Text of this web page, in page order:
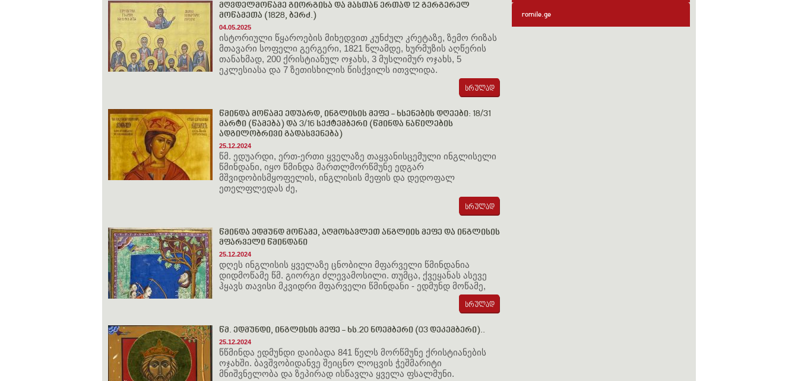
მღვდელმოწამე გიორგისა და მასთან ერთად 12 გერგერელ
მოწამეთა (1828, ბერძ.)
04.05.2025
ისტორიული წყაროების მიხედვით კუნძულ კრეტაზე, ზემო რიზას
მთავარი სოფელი გერგერი, 1821 წლამდე, ხურმუზის აღწერის
თანახმად, 200 ქრისტიანულ ოჯახს, 3 მუსლიმურ ოჯახს, 5
ეკლესიასა და 7 ზეთისხილის წისქვილს ითვლიდა.
წმინდა მოწამე ედუარდ, ინგლისის მეფე - ხსენების დღეები: 18/31
მარტი (წამება) და 3/16 სექტემბერი (წმინდა ნაწილების
ადგილობრივი გადასვენება)
25.12.2024
წმ. ედუარდი, ერთ-ერთი ყველაზე თაყვანისცემული ინგლისელი
წმინდანი, იყო წმინდა მართლმორწმუნე ედგარ
მშვიდობისმყოფელის, ინგლისის მეფის და დედოფალ
ეთელფლედას ძე,
წმინდა ედმუნდ მოწამე, აღმოსავლეთ ანგლიის მეფე და ინგლისის
მფარველი წმინდანი
25.12.2024
დღეს ინგლისის ყველაზე ცნობილი მფარველი წმინდანია
დიდმოწამე წმ. გიორგი ძლევამოსილი. თუმცა, ქვეყანას ასევე
ჰყავს თავისი მკვიდრი მფარველი წმინდანი - ედმუნდ მოწამე,
წმ. ედმუნდი, ინგლისის მეფე - ხს.20 ნოემბერი (03 დეკემბერი)..
25.12.2024
წწმინდა ედმუნდი დაიბადა 841 წელს მორწმუნე ქრისტიანების
ოჯახში. ბავშვობიდანვე შეიცნო ლოცვის ჭეშმარიტი
მნიშვნელობა და ზეპირად ისწავლა ყველა ფსალმუნი.
romile.ge